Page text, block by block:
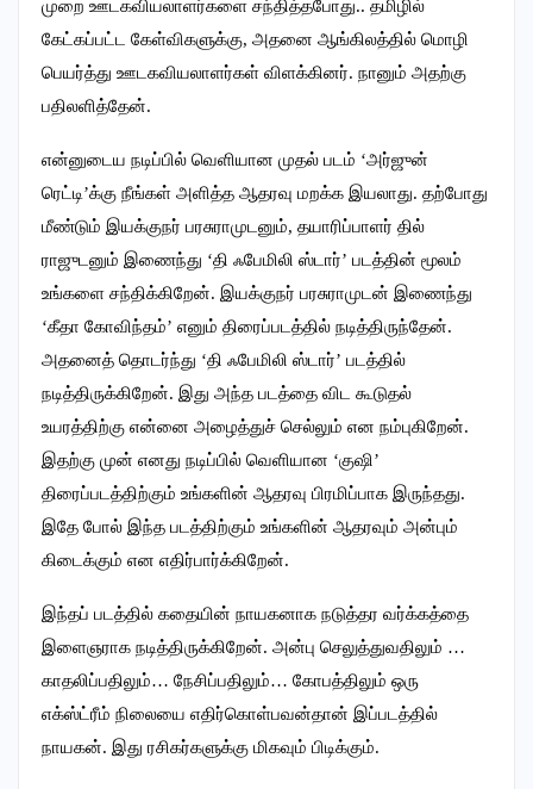
முறை ஊடகவியலாளர்களை சந்தித்தபோது.. தமிழில்
கேட்கப்பட்ட கேள்விகளுக்கு, அதனை ஆங்கிலத்தில் மொழி
பெயர்த்து ஊடகவியலாளர்கள் விளக்கினர். நானும் அதற்கு
பதிலளித்தேன்.
என்னுடைய நடிப்பில் வெளியான முதல் படம் ‘அர்ஜுன்
ரெட்டி’க்கு நீங்கள் அளித்த ஆதரவு மறக்க இயலாது. தற்போது
மீண்டும் இயக்குநர் பரசுராமுடனும், தயாரிப்பாளர் தில்
ராஜுடனும் இணைந்து ‘தி ஃபேமிலி ஸ்டார்’ படத்தின் மூலம்
உங்களை சந்திக்கிறேன். இயக்குநர் பரசுராமுடன் இணைந்து
‘கீதா கோவிந்தம்’ எனும் திரைப்படத்தில் நடித்திருந்தேன்.
அதனைத் தொடர்ந்து ‘தி ஃபேமிலி ஸ்டார்’ படத்தில்
நடித்திருக்கிறேன். இது அந்த படத்தை விட கூடுதல்
உயரத்திற்கு என்னை அழைத்துச் செல்லும் என நம்புகிறேன்.
இதற்கு முன் எனது நடிப்பில் வெளியான ‘குஷி’
திரைப்படத்திற்கும் உங்களின் ஆதரவு பிரமிப்பாக இருந்தது.
இதே போல் இந்த படத்திற்கும் உங்களின் ஆதரவும் அன்பும்
கிடைக்கும் என எதிர்பார்க்கிறேன்.
இந்தப் படத்தில் கதையின் நாயகனாக நடுத்தர வர்க்கத்தை
இளைஞராக நடித்திருக்கிறேன். அன்பு செலுத்துவதிலும் …
காதலிப்பதிலும்… நேசிப்பதிலும்… கோபத்திலும் ஒரு
எக்ஸ்ட்ரீம் நிலையை எதிர்கொள்பவன்தான் இப்படத்தில்
நாயகன்.‌ இது ரசிகர்களுக்கு மிகவும் பிடிக்கும்.